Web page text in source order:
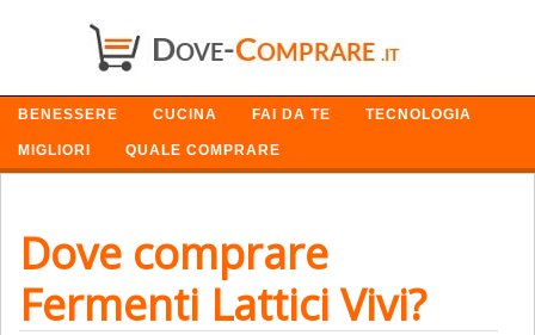
SETTORI
BENESSERE CUCINA FAI DA TE TECNOLOGIA
MIGLIORI QUALE COMPRARE
Dove comprare
Fermenti Lattici Vivi?